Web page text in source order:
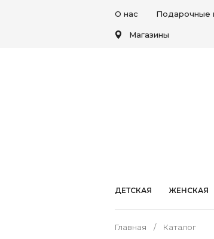
О нас Подарочные
Магазины
ДЕТСКАЯ ЖЕНСКАЯ
Главная Каталог